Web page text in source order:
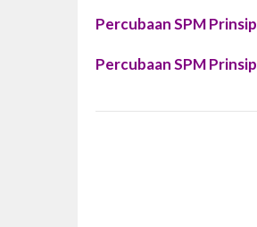
Percubaan SPM
Percubaan SPM